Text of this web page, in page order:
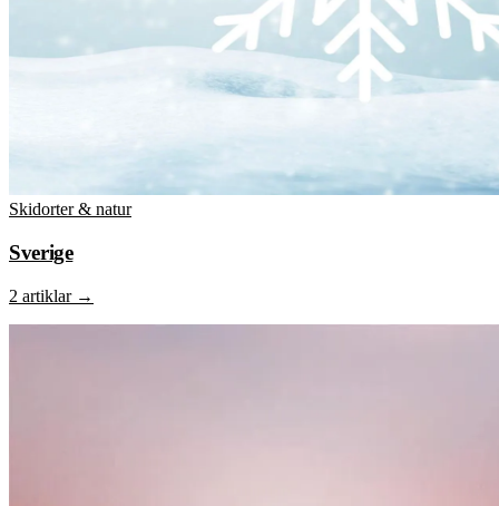
Skidorter & natur
Sverige
2 artiklar →